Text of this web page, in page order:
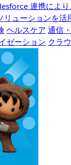
連携によ
リューションを活
ヘルスケア 通信
ゼーション クラ